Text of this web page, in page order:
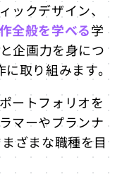
ックデザイン、
全般を学べる学
企画力を身につ
に取り組みます。
ートフォリオを
マーやプランナ
ざまな職種を目